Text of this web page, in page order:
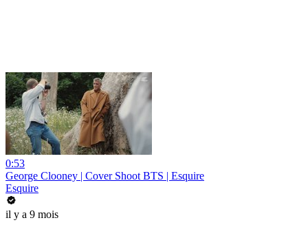
0:53
George Clooney | Cover Shoot BTS | Esquire
Esquire
il y a 9 mois